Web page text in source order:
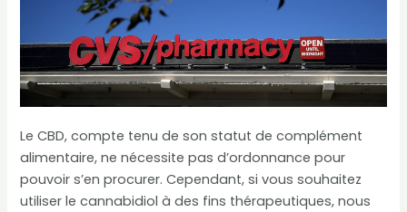
Le CBD, compte tenu de son statut de complément
alimentaire, ne nécessite pas d’ordonnance pour
pouvoir s’en procurer. Cependant, si vous souhaitez
utiliser le cannabidiol à des fins thérapeutiques, nous